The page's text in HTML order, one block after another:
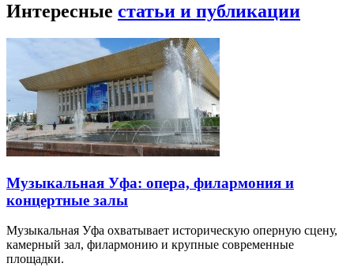
Интересные статьи и публикации
Музыкальная Уфа: опера, филармония и
концертные залы
Музыкальная Уфа охватывает историческую оперную сцену,
камерный зал, филармонию и крупные современные
площадки.